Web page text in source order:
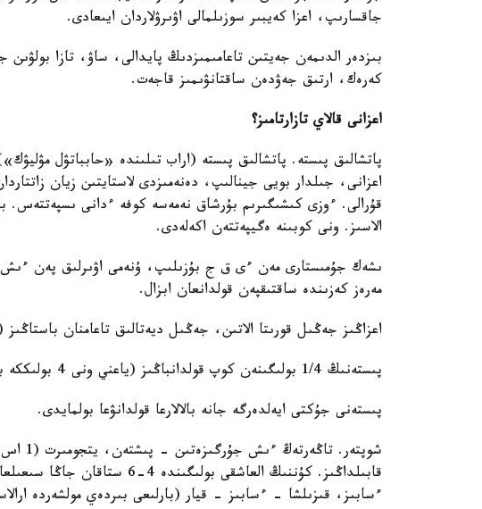
جاقسارىپ، اعزا كەيبىر سوزىلمالى اۋىرۋلاردان ايىعادى.
بىزدەر الدىمەن جەيتىن تاعامىمىزدىڭ پايدالى، ساۋ، تازا بولۋىن
كەرەك، ارتىق جەۋدەن ساقتانۋىمىز قاجەت.
اعزانى قالاي تازارتامىز؟
پاتشالىق پىستە. پاتشالىق پىستە (اراب تىلىندە «حابباتۋل
اعزانى، جىلدار بويى جينالىپ، دەنەمىزدى لاستايتىن زيان
قۇرالى. ءوزى كىشىگىرىم بۇرشاق نەمەسە كوفە ءدانى ىسپەتتەس.
الاسىز. ونى كوبىنە ەگيپەتتەن اكەلەدى.
ىشەك جۇمىستارى مەن ءى ق ج بۇزىلىپ، ۇنەمى اۋىرلىق پەن ءىش
مەرەز كەزىندە ساقتىقپەن قولدانعان ابزال.
اعزاڭىز جەڭىل قورىتا الاتىن، جەڭىل ديەتالىق تاعامنان
پىستەنىڭ 1/4 بولىگىنەن كوپ قولدانباڭىز (ياعني ونى 4 بولىككە بولەسىز).
پىستەنى جۇكتى ايەلدەرگە جانە بالالارعا قولدانۋعا بولمايدى.
قابىلداڭىز. كۇننىڭ العاشقى
ءسابىز، قىزىلشا - ءسابىز - قيار (بارلىعى بىردەي مولشەردە